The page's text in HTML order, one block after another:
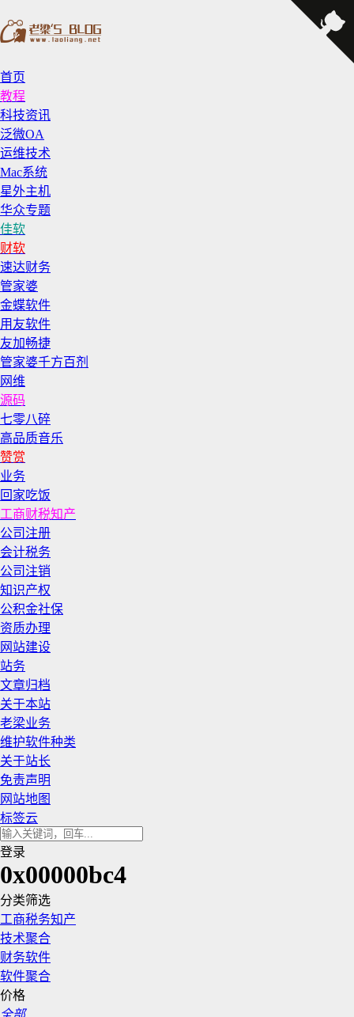
首页
教程
科技资讯
泛微OA
运维技术
Mac系统
星外主机
华众专题
佳软
财软
速达财务
管家婆
金蝶软件
用友软件
友加畅捷
管家婆千方百剂
网维
源码
七零八碎
高品质音乐
赞赏
业务
回家吃饭
工商财税知产
公司注册
会计税务
公司注销
知识产权
公积金社保
资质办理
网站建设
站务
文章归档
关于本站
老梁业务
维护软件种类
关于站长
免责声明
网站地图
标签云
登录
0x00000bc4
分类筛选
工商税务知产
技术聚合
财务软件
软件聚合
价格
全部